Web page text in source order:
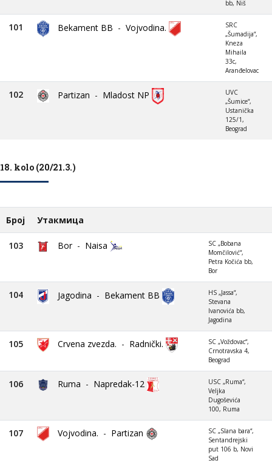
bb, Niš
101 Bekament BB - Vojvodina.
SRC
„Šumadija“,
Kneza
Mihaila
33c,
Aranđelovac
102 Partizan - Mladost NP
UVC
„Šumice“,
Ustanička
125/1,
Beograd
18. kolo (20/21.3.)
Број Утакмица
103 Bor - Naisa
SC „Bobana
Momčilović“,
Petra Kočića bb,
Bor
104 Jagodina - Bekament BB
HS „Jassa“,
Stevana
Ivanovića bb,
Jagodina
105 Crvena zvezda. - Radnički.
SC „Voždovac“,
Crnotravska 4,
Beograd
106 Ruma - Napredak-12
USC „Ruma“,
Veljka
Dugoševića
100, Ruma
107 Vojvodina. - Partizan
SC „Slana bara“,
Sentandrejski
put 106 b, Novi
Sad